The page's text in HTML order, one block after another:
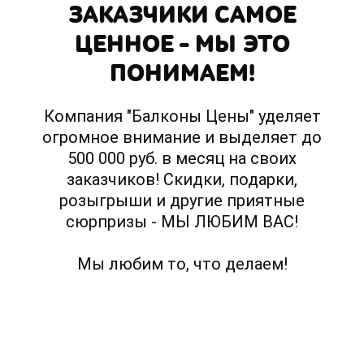
ЗАКАЗЧИКИ САМОЕ
ЦЕННОЕ – МЫ ЭТО
ПОНИМАЕМ!
Компания "Балконы Цены" уделяет
огромное внимание и выделяет до
500 000 руб. в месяц на своих
заказчиков! Скидки, подарки,
розыгрыши и другие приятные
сюрпризы - МЫ ЛЮБИМ ВАС!
Мы любим то, что делаем!